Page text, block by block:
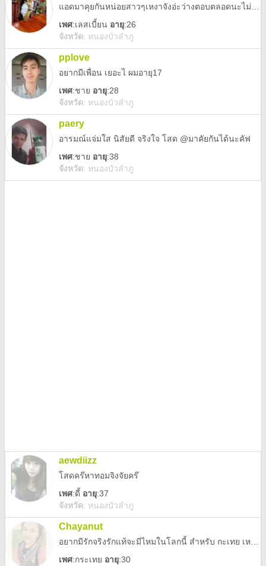
เพศ:เลสเบี้ยน อายุ:26
จังหวัด: หนองบัวลำภู
pplove
อยากมีเพื่อน เยอะไ ผมอายุ17
เพศ:ชาย อายุ:28
จังหวัด: หนองบัวลำภู
paery
อารมณ์แจ่มใส นิสัยดี จริงใจ โสด @มาคัยกันได้นะคัฟ
เพศ:ชาย อายุ:38
จังหวัด: หนองบัวลำภู
aewdiizz
โสดคร๊หาทอมจิงจัยคร๊
เพศ:ดี้ อายุ:37
จังหวัด: หนองบัวลำภู
Chayanut
เพศ:กระเทย อายุ:30